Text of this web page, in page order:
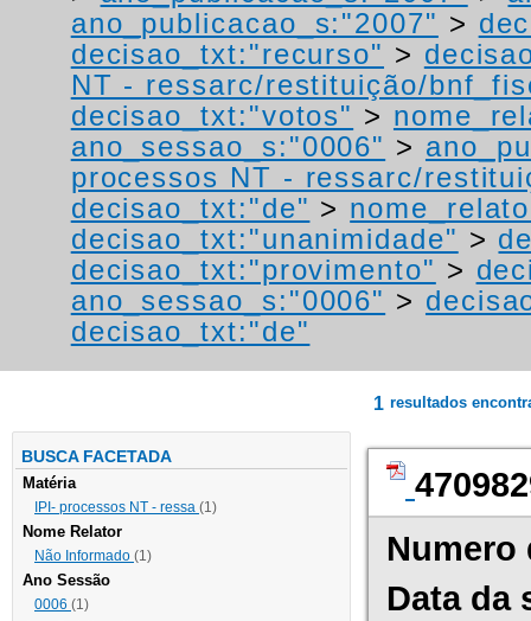
ano_publicacao_s:"2007" >
decisao_txt:"recurso" >
NT - ressarc/restituição/
decisao_txt:"votos" >
ano_sessao_s:"0006" >
processos NT - ressarc/
decisao_txt:"de" >
decisao_txt:"unanimidade" >
decisao_txt:"provimento" >
ano_sessao_s:"0006" >
decisao_txt:"de"
BUSCA FACETADA
Matéria
IPI- processos NT - ressa (1)
Nome Relator
Não Informado (1)
Ano Sessão
0006 (1)
1 resultados
Numero
Data da